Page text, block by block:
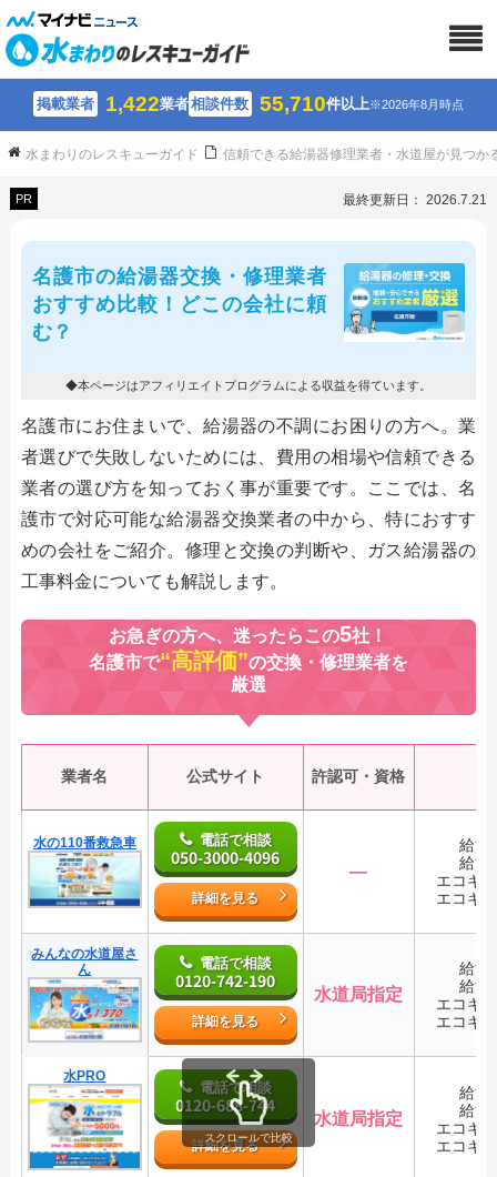
掲載業者 1,422業者相談件数 55,710件以上※2026年8月時点
水まわりのレスキューガイド 信頼できる給湯器修理業者・水道屋が見つか
PR 最終更新日： 2026.7.21
名護市の給湯器交換・修理業者
おすすめ比較！どこの会社に頼
む？
◆本ページはアフィリエイトプログラムによる収益を得ています。
名護市にお住まいで、給湯器の不調にお困りの方へ。業
者選びで失敗しないためには、費用の相場や信頼できる
業者の選び方を知っておく事が重要です。ここでは、名
護市で対応可能な給湯器交換業者の中から、特におすす
めの会社をご紹介。修理と交換の判断や、ガス給湯器の
工事料金についても解説します。
お急ぎの方へ、迷ったらこの5社！
名護市で“高評価”の交換・修理業者を
厳選
業者名 公式サイト 許認可・資格
水の110番救急車 電話で相談
050-3000-4096
詳細を見る
―
給湯
給湯
エコキ
エコキ
みんなの水道屋さ
ん
電話で相談
0120-742-190
詳細を見る
水道局指定
給湯
給湯
エコキ
エコキ
水PRO
電話で相談
0120-688-744
詳細を見る
水道局指定
給湯
給湯
エコキ
エコキ
スクロールで比較